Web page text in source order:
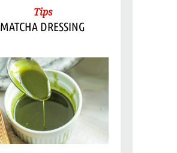
Tips
MATCHA DRESSING